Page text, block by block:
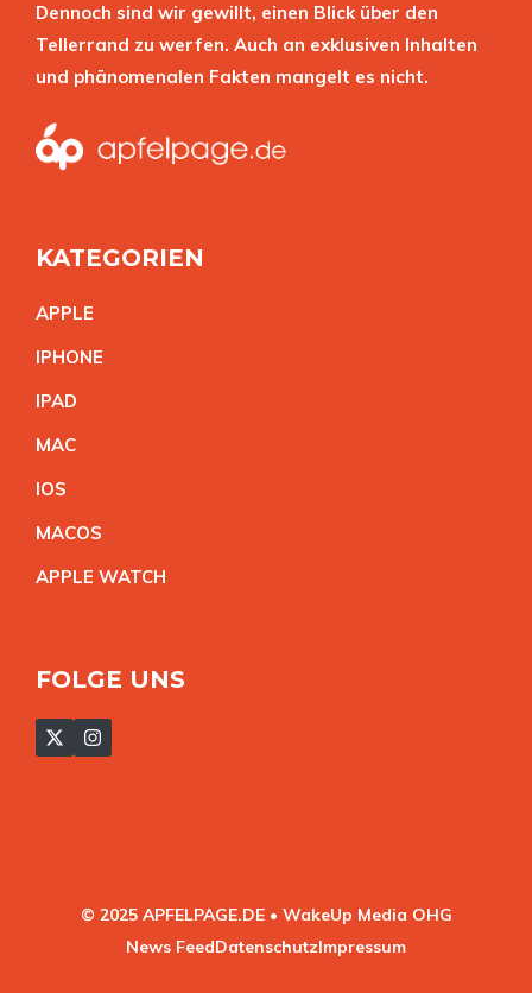
Dennoch sind wir gewillt, einen Blick über den
Tellerrand zu werfen. Auch an exklusiven Inhalten
und phänomenalen Fakten mangelt es nicht.
KATEGORIEN
APPLE
IPHONE
IPAD
MAC
IOS
MACOS
APPLE WATCH
FOLGE UNS
© 2025 APFELPAGE.DE • WakeUp Media OHG
News FeedDatenschutzImpressum